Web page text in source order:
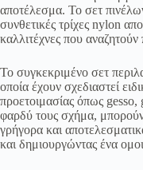
αποτέλεσμα. Το σετ
συνθετικές τρίχες nylon
καλλιτέχνες που αναζητούν
Το συγκεκριμένο σετ
οποία έχουν σχεδιαστεί
προετοιμασίας όπως gesso,
φαρδύ τους σχήμα,
γρήγορα και
και δημιουργώντας ένα